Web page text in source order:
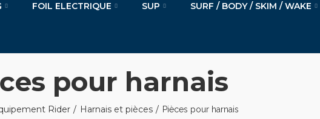
FOIL ELECTRIQUE SUP SURF / BODY / SKIM / WAKE
pour harnais
Rider Harnais et pièces Pièces pour harnais